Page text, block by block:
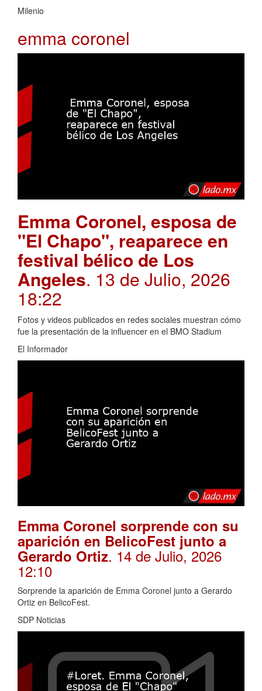
Milenio
emma coronel
Emma Coronel, esposa de
"El Chapo", reaparece en
festival bélico de Los
Angeles. 13 de Julio, 2026
18:22
Fotos y videos publicados en redes sociales muestran cómo
fue la presentación de la influencer en el BMO Stadium
El Informador
Emma Coronel sorprende con su
aparición en BelicoFest junto a
Gerardo Ortiz. 14 de Julio, 2026
12:10
Sorprende la aparición de Emma Coronel junto a Gerardo
Ortiz en BelicoFest.
SDP Noticias